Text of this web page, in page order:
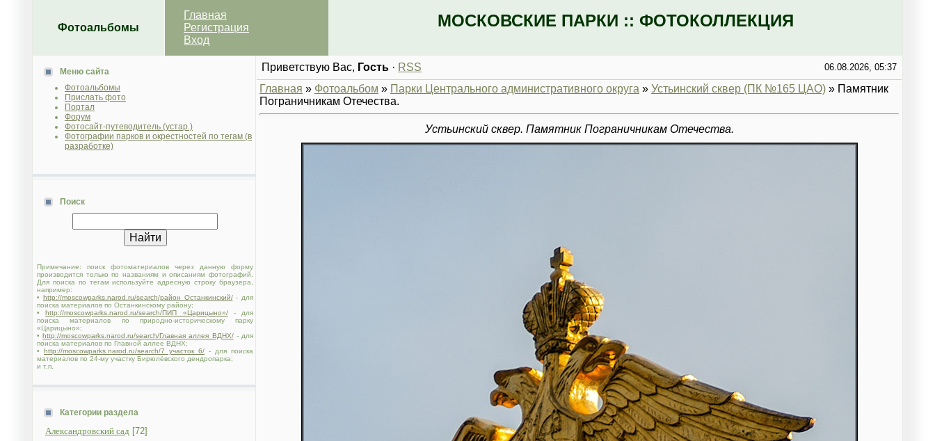
Фотоальбомы
Главная
Регистрация
Вход
МОСКОВСКИЕ ПАРКИ :: ФОТОКОЛЛЕКЦИЯ
Меню сайта
Фотоальбомы
Прислать фото
Портал
Форум
Фотосайт-путеводитель (устар.)
Фотографии парков и окрестностей по тегам (в
разработке)
Поиск
Примечание: поиск фотоматериалов через данную форму
производится только по названиям и описаниям фотографий.
Для поиска по тегам используйте адресную строку браузера,
например:
• http://moscowparks.narod.ru/search/район Останкинский/- для
поиска материалов по Останкинскому району;
•http://moscowparks.narod.ru/search/ПИП «Царицыно»/- для
поиска материалов по природно-историческому парку
«Царицыно»;
•http://moscowparks.narod.ru/search/Главная аллея ВДНХ/- для
поиска материалов по Главной аллее ВДНХ;
• http://moscowparks.narod.ru/search/7 участок 6/ - для поиска
материалов по 24-му участку Бирюлёвского дендропарка;
и т.п.
Категории раздела
Александровский сад [72]
Приветствую Вас, Гость · RSS 06.08.2026, 05:37
Главная » Фотоальбом » Парки Центрального административного округа » Устьинский сквер (ПК №165 ЦАО) » Памятник
Пограничникам Отечества.
Устьинский сквер. Памятник Пограничникам Отечества.